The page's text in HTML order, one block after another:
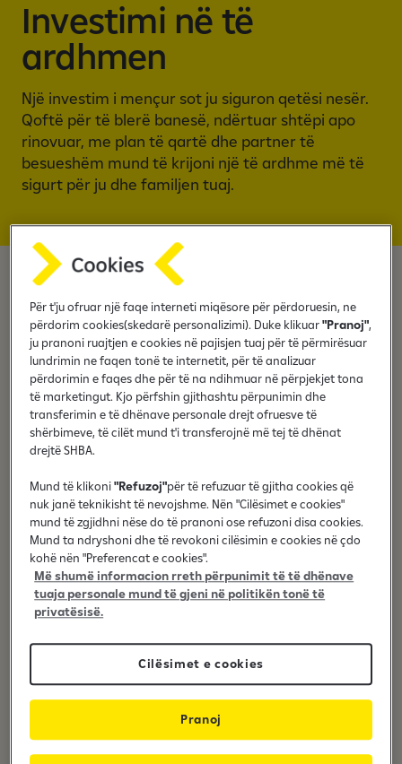
b
i
b
Investimi në të
ardhmen
Një investim i mençur sot ju siguron qetësi nesër.
Qoftë për të blerë banesë, ndërtuar shtëpi apo
rinovuar, me plan të qartë dhe partner të
besueshëm mund të krijoni një të ardhme më të
sigurt për ju dhe familjen tuaj.
Si të planifikoni vendime
financiare afatgjata?
Duke i marrë parasysh këta faktorë, mund të ndërtoni një
qasje më të qëndrueshme drejt investimit në të ardhmen.
Qëllimi juaj financiar
A po planifikoni për siguri afatgjatë, për familjen apo për
stabilitet më të madh në të ardhmen?
Afati kohor
Vendimet afatgjata kërkojnë planifikim të kujdesshëm dhe
pritje reale për rezultatet.
Për t'ju ofruar një faqe interneti miqësore për përdoruesin, ne
përdorim cookies(skedarë personalizimi). Duke klikuar"Pranoj",
ju pranoni ruajtjen e cookies në pajisjen tuaj për të përmirësuar
lundrimin ne faqen tonë te internetit, për të analizuar
përdorimin e faqes dhe për të na ndihmuar në përpjekjet tona
të marketingut. Kjo përfshin gjithashtu përpunimin dhe
transferimin e të dhënave personale drejt ofruesve të
shërbimeve, të cilët mund t'i transferojnë më tej të dhënat
drejtë SHBA.
Mund të klikoni"Refuzoj"për të refuzuar të gjitha cookies që
nuk janë teknikisht të nevojshme. Nën "Cilësimet e cookies"
mund të zgjidhni nëse do të pranoni ose refuzoni disa cookies.
Mund ta ndryshoni dhe të revokoni cilësimin e cookies në çdo
kohë nën "Preferencat e cookies".
Më shumë informacion rreth përpunimit të të dhënave
tuaja personale mund të gjeni në politikën tonë të
privatësisë.
Cilësimet e cookies
Pranoj